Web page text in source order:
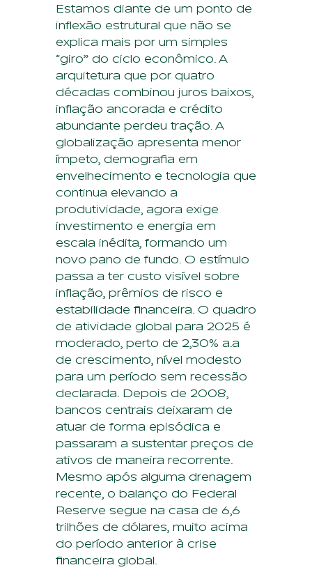
Estamos diante de um ponto de
inflexão estrutural que não se
explica mais por um simples
“giro” do ciclo econômico. A
arquitetura que por quatro
décadas combinou juros baixos,
inflação ancorada e crédito
abundante perdeu tração. A
globalização apresenta menor
ímpeto, demografia em
envelhecimento e tecnologia que
continua elevando a
produtividade, agora exige
investimento e energia em
escala inédita, formando um
novo pano de fundo. O estímulo
passa a ter custo visível sobre
inflação, prêmios de risco e
estabilidade financeira. O quadro
de atividade global para 2025 é
moderado, perto de 2,30% a.a
de crescimento, nível modesto
para um período sem recessão
declarada. Depois de 2008,
bancos centrais deixaram de
atuar de forma episódica e
passaram a sustentar preços de
ativos de maneira recorrente.
Mesmo após alguma drenagem
recente, o balanço do Federal
Reserve segue na casa de 6,6
trilhões de dólares, muito acima
do período anterior à crise
financeira global.